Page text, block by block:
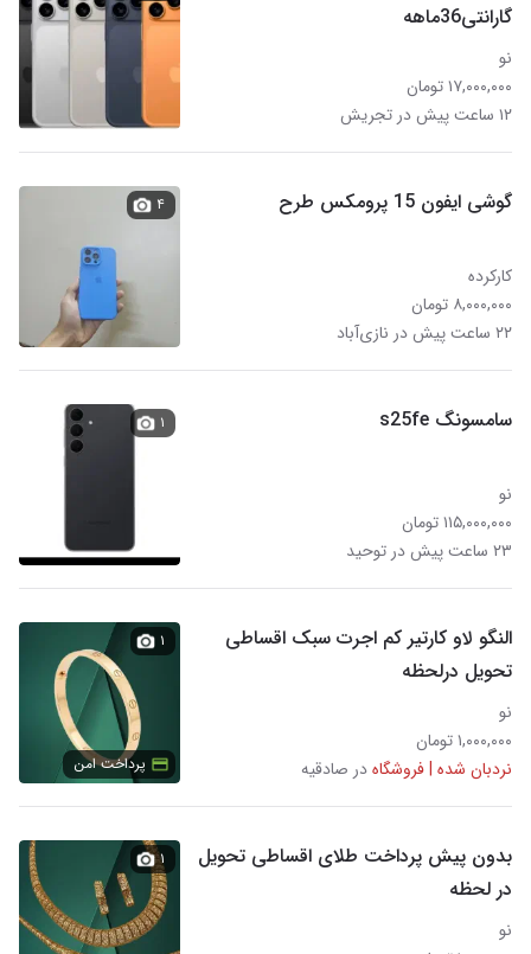
گارانتی36ماهه
نو
۱۷,۰۰۰,۰۰۰ تومان
۱۲ ساعت پیش در تجریش
گوشی ایفون 15 پرومکس طرح
کارکرده
۸,۰۰۰,۰۰۰ تومان
۲۲ ساعت پیش در نازی‌آباد
۴
سامسونگ s25fe
نو
۱۱۵,۰۰۰,۰۰۰ تومان
۲۳ ساعت پیش در توحید
۱
النگو لاو کارتیر کم اجرت سبک اقساطی
تحویل درلحظه
نو
۱,۰۰۰,۰۰۰ تومان
نردبان شده | فروشگاهدر صادقیه
۱
پرداخت امن
بدون پیش پرداخت طلای اقساطی تحویل
در لحظه
نو
۱